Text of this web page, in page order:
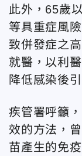
此外，65歲
等具重症風
致併發症之
就醫，以利
降低感染後
疾管署呼籲
效的方法，
苗產生的免